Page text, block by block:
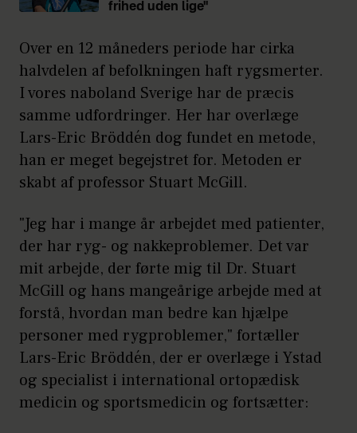
frihed uden lige"
Over en 12 måneders periode har cirka
halvdelen af befolkningen haft rygsmerter.
I vores naboland Sverige har de præcis
samme udfordringer. Her har overlæge
Lars-Eric Bröddén dog fundet en metode,
han er meget begejstret for. Metoden er
skabt af professor Stuart McGill.
"Jeg har i mange år arbejdet med patienter,
der har ryg- og nakkeproblemer. Det var
mit arbejde, der førte mig til Dr. Stuart
McGill og hans mangeårige arbejde med at
forstå, hvordan man bedre kan hjælpe
personer med rygproblemer," fortæller
Lars-Eric Bröddén, der er overlæge i Ystad
og specialist i international ortopædisk
medicin og sportsmedicin og fortsætter: